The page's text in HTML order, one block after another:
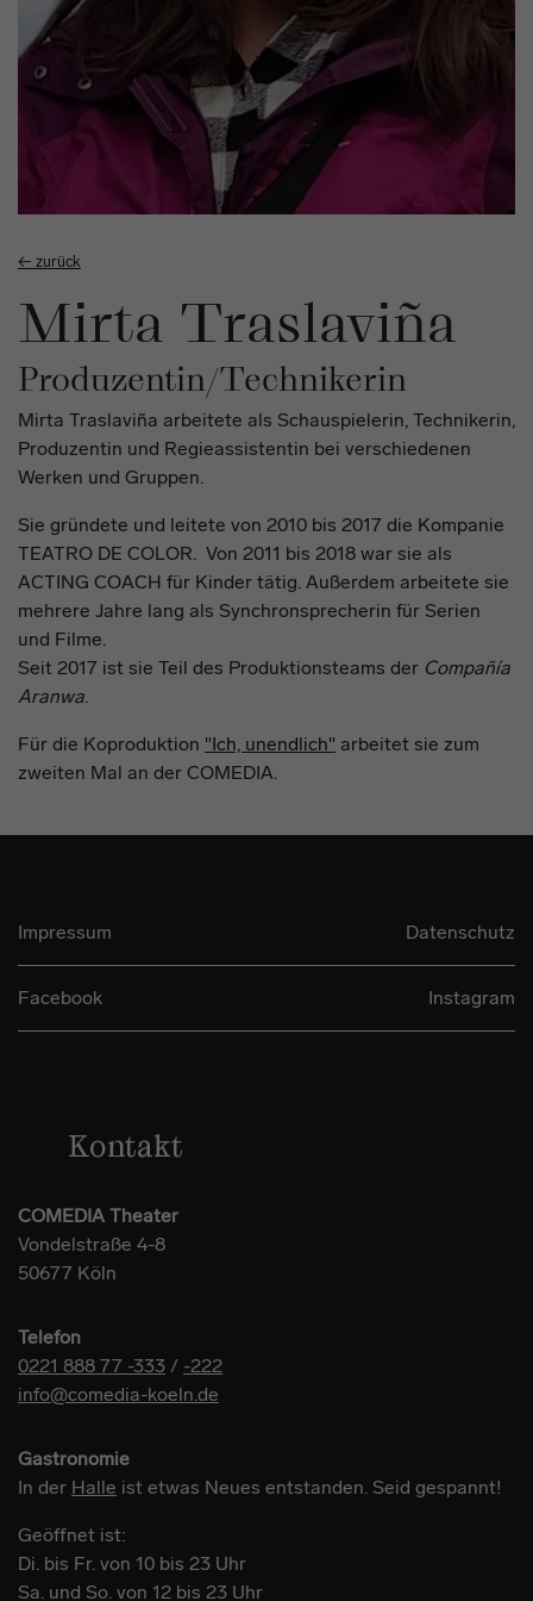
← zurück
Mirta Traslaviña
Produzentin/Technikerin
Mirta Traslaviña arbeitete als Schauspielerin, Technikerin,
Produzentin und Regieassistentin bei verschiedenen
Werken und Gruppen.
Sie gründete und leitete von 2010 bis 2017 die Kompanie
TEATRO DE COLOR. Von 2011 bis 2018 war sie als
ACTING COACH für Kinder tätig. Außerdem arbeitete sie
mehrere Jahre lang als Synchronsprecherin für Serien
und Filme.
Seit 2017 ist sie Teil des Produktionsteams der Compañía
Aranwa
Für die Koproduktion "Ich, unendlich" arbeitet sie zum
zweiten Mal an der COMEDIA.
Impressum Datenschutz
Facebook Instagram
Kontakt
COMEDIA Theater
Vondelstraße 4-8
50677 Köln
Telefon
0221 888 77 -333 / -222
info@comedia-koeln.de
Gastronomie
In der Halle ist etwas Neues entstanden. Seid gespannt!
Geöffnet ist:
Di. bis Fr. von 10 bis 23 Uhr
Sa. und So. von 12 bis 23 Uhr